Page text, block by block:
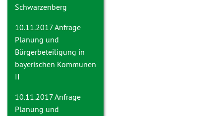
Schwarzenberg
10.11.2017 Anfrage
Planung und
Bürgerbeteiligung in
bayerischen Kommunen
II
10.11.2017 Anfrage
Planung und